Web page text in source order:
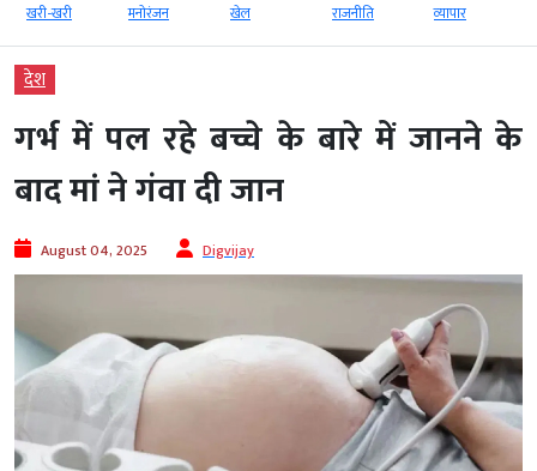
खरी-खरी मनोरंजन खेल राजनीति व्‍यापार
देश
गर्भ में पल रहे बच्चे के बारे में जानने के
बाद मां ने गंवा दी जान
August 04, 2025 Digvijay